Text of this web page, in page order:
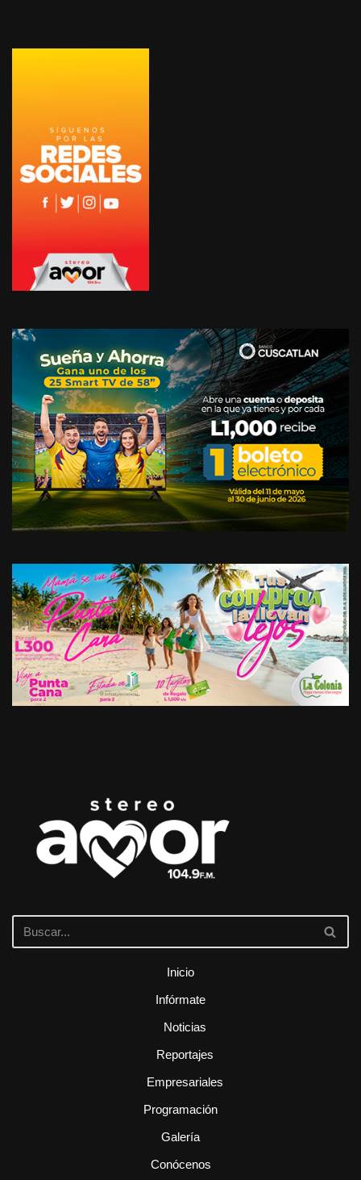
Inicio
Infórmate
Noticias
Reportajes
Empresariales
Programación
Galería
Conócenos